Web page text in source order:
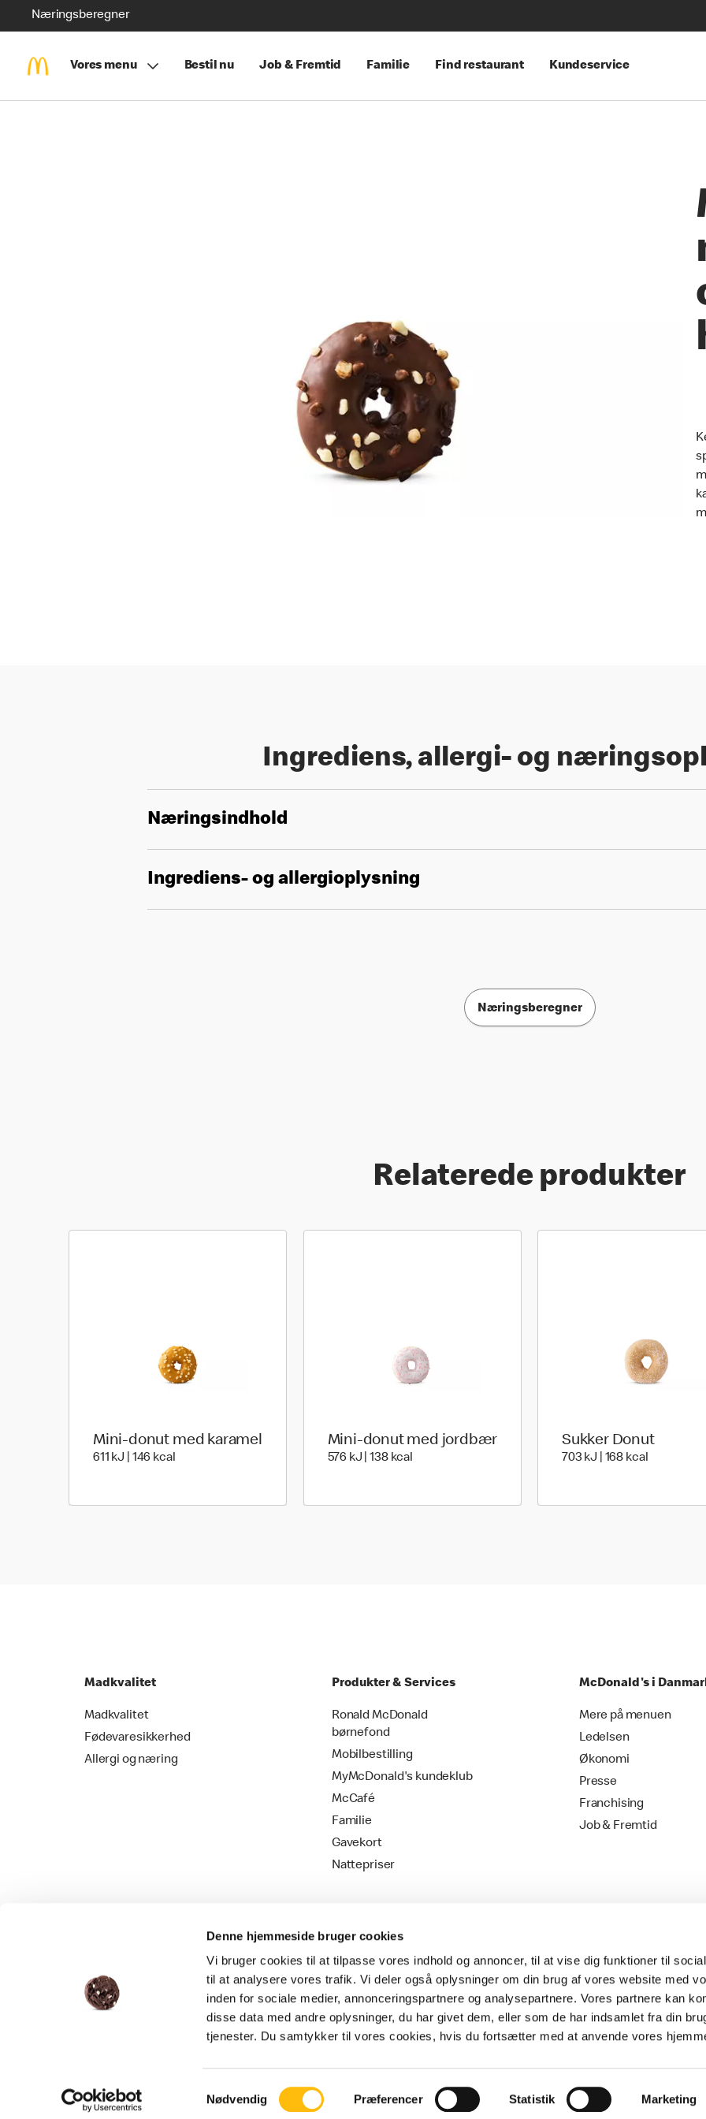
Denne hjemmeside bruger cookies
Vi bruger cookies til at tilpasse vores indhold og annoncer, til at vise dig funktioner til
til at analysere vores trafik. Vi deler også oplysninger om din brug af vores website med
inden for sociale medier, annonceringspartnere og analysepartnere. Vores partnere kan
disse data med andre oplysninger, du har givet dem, eller som de har indsamlet fra din
tjenester. Du samtykker til vores cookies, hvis du fortsætter med at anvende vores
Samtykkevalg
Nødvendig Præferencer Statistik Marketing
Næringsberegner
Vores menu Bestil nu Job & Fremtid Familie Find restaurant Kundeservice
Ingrediens, allergi- og
Næringsindhold
Ingrediens- og allergioplysning
Næringsberegner
Relaterede produkter
Mini-donut med karamel
611 kJ | 146 kcal 611 kilo joules | 146 kilo calories
Mini-donut med jordbær
576 kJ | 138 kcal 576 kilo joules | 138 kilo calories
Sukker Donut
703 kJ | 168 kcal 703 kilo
Madkvalitet
Madkvalitet
Fødevaresikkerhed
Allergi og næring
Produkter & Services
Ronald McDonald
børnefond
Mobilbestilling
MyMcDonald's kundeklub
McCafé
Familie
Gavekort
Nattepriser
McDonald's i
Mere på menuen
Ledelsen
Økonomi
Presse
Franchising
Job & Fremtid
Vilkår & Betingelser